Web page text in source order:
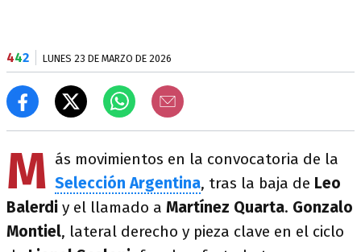
442 LUNES 23 DE MARZO DE 2026
M ás movimientos en la convocatoria de la
Selección Argentina, tras la baja de Leo
Balerdi y el llamado a Martínez Quarta. Gonzalo
Montiel, lateral derecho y pieza clave en el ciclo